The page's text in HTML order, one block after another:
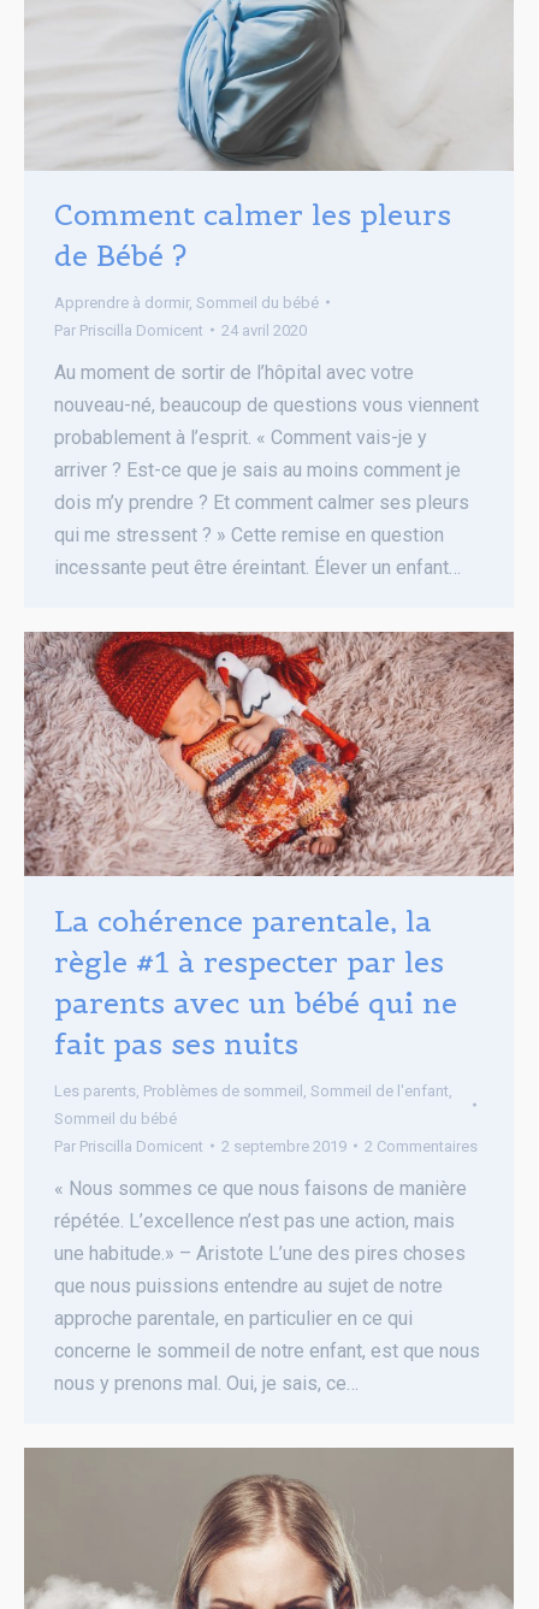
Comment calmer les pleurs
de Bébé ?
Apprendre à dormir, Sommeil du bébé
Par Priscilla Domicent 24 avril 2020
Au moment de sortir de l’hôpital avec votre
nouveau-né, beaucoup de questions vous viennent
probablement à l’esprit. « Comment vais-je y
arriver ? Est-ce que je sais au moins comment je
dois m’y prendre ? Et comment calmer ses pleurs
qui me stressent ? » Cette remise en question
incessante peut être éreintant. Élever un enfant…
La cohérence parentale, la
règle #1 à respecter par les
parents avec un bébé qui ne
fait pas ses nuits
Les parents Problèmes de sommeil Sommeil de l'enfant
Sommeil du bébé
Par Priscilla Domicent 2 septembre 2019 2 Commentaires
« Nous sommes ce que nous faisons de manière
répétée. L’excellence n’est pas une action, mais
une habitude.» – Aristote L’une des pires choses
que nous puissions entendre au sujet de notre
approche parentale, en particulier en ce qui
concerne le sommeil de notre enfant, est que nous
nous y prenons mal. Oui, je sais, ce…